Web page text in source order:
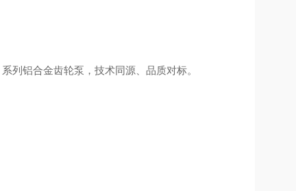
列铝合金齿轮泵，技术同源、品质对标。